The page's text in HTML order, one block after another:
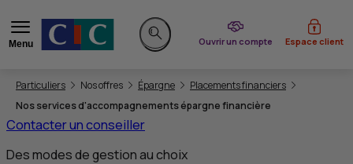
Menu
Rechercher sur le site
Ouvrir un compte
du CIC Espace client
Vous êtes ici:
Particuliers Nos offres Épargne
Placements financiers
Nos services d'accompagnements épargne financière
Contacter un conseiller
Des modes de gestion au choix